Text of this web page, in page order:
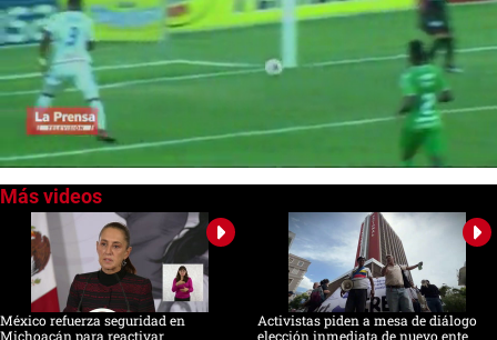
of
seconds
México refuerza seguridad en
Michoacán para reactivar
Activistas piden a mesa de diálogo
elección inmediata de nuevo ente